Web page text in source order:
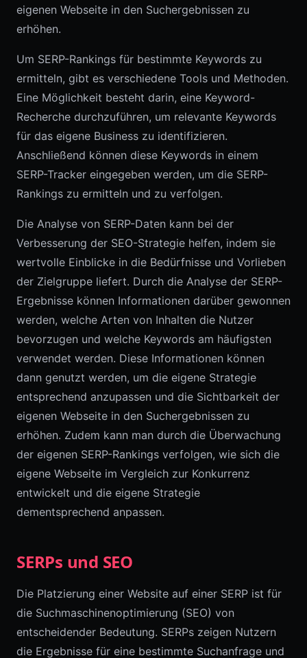
eigenen Webseite in den Suchergebnissen zu
erhöhen.
Um SERP-Rankings für bestimmte Keywords zu
ermitteln, gibt es verschiedene Tools und Methoden.
Eine Möglichkeit besteht darin, eine Keyword-
Recherche durchzuführen, um relevante Keywords
für das eigene Business zu identifizieren.
Anschließend können diese Keywords in einem
SERP-Tracker eingegeben werden, um die SERP-
Rankings zu ermitteln und zu verfolgen.
Die Analyse von SERP-Daten kann bei der
Verbesserung der SEO-Strategie helfen, indem sie
wertvolle Einblicke in die Bedürfnisse und Vorlieben
der Zielgruppe liefert. Durch die Analyse der SERP-
Ergebnisse können Informationen darüber gewonnen
werden, welche Arten von Inhalten die Nutzer
bevorzugen und welche Keywords am häufigsten
verwendet werden. Diese Informationen können
dann genutzt werden, um die eigene Strategie
entsprechend anzupassen und die Sichtbarkeit der
eigenen Webseite in den Suchergebnissen zu
erhöhen. Zudem kann man durch die Überwachung
der eigenen SERP-Rankings verfolgen, wie sich die
eigene Webseite im Vergleich zur Konkurrenz
entwickelt und die eigene Strategie
dementsprechend anpassen.
SERPs und SEO
Die Platzierung einer Website auf einer SERP ist für
die Suchmaschinenoptimierung (SEO) von
entscheidender Bedeutung. SERPs zeigen Nutzern
die Ergebnisse für eine bestimmte Suchanfrage und